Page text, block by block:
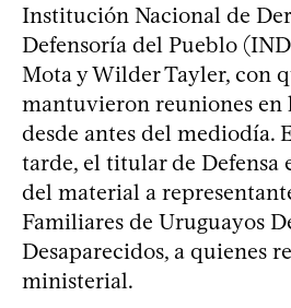
Institución Nacional de
Defensoría del Pueblo
Mota y Wilder Tayler, con
mantuvieron reuniones en
desde antes del mediodía.
tarde, el titular de Defensa
del material a
Familiares de Uruguayos
Desaparecidos, a quienes
ministerial.